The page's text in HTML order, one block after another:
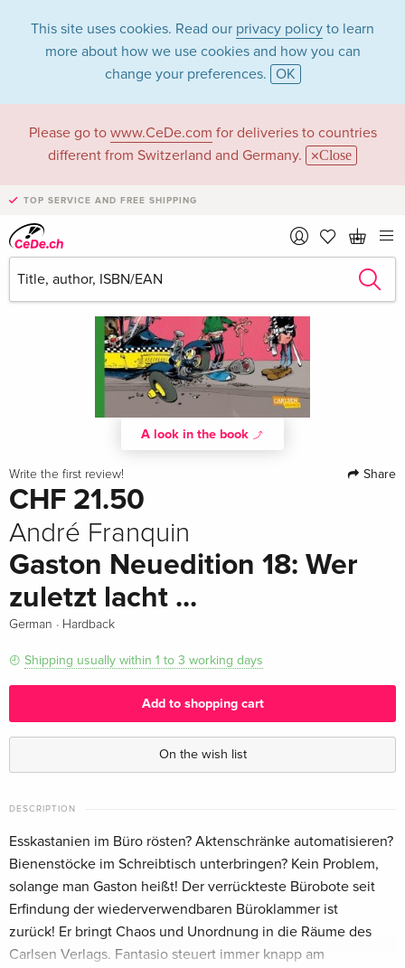
This site uses cookies. Read our privacy policy to learn
more about how we use cookies and how you can
change your preferences. OK
Please go to www.CeDe.com for deliveries to countries
different from Switzerland and Germany.
Close
TOP SERVICE AND FREE SHIPPING
A look in the book
Write the first review! Share
CHF 21.50
André Franquin
Gaston Neuedition 18: Wer
zuletzt lacht ...
German · Hardback
Shipping usually within 1 to 3 working days
Add to shopping cart
On the wish list
DESCRIPTION
Esskastanien im Büro rösten? Aktenschränke automatisieren?
Bienenstöcke im Schreibtisch unterbringen? Kein Problem,
solange man Gaston heißt! Der verrückteste Bürobote seit
Erfindung der wiederverwendbaren Büroklammer ist
zurück! Er bringt Chaos und Unordnung in die Räume des
Carlsen Verlags. Fantasio steuert immer knapp am